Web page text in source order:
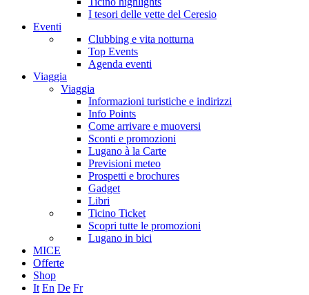
I tesori delle vette del Ceresio
Eventi
Clubbing e vita notturna
Top Events
Agenda eventi
Viaggia
Viaggia
Informazioni turistiche e indirizzi
Info Points
Come arrivare e muoversi
Sconti e promozioni
Lugano à la Carte
Previsioni meteo
Prospetti e brochures
Gadget
Libri
Ticino Ticket
Scopri tutte le promozioni
Lugano in bici
MICE
Offerte
Shop
It En De Fr